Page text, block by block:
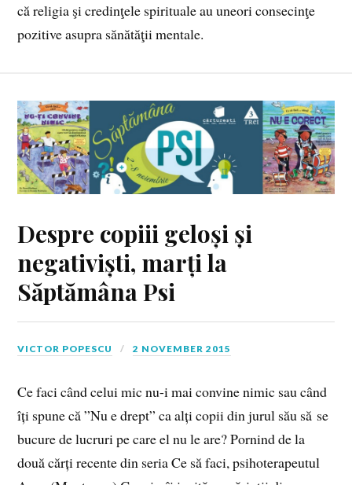
că religia şi credin­ţele spirituale au uneori consecinţe
pozitive asupra sănătăţii mentale.
Despre copiii geloși și
negativiști, marți la
Săptămâna Psi
VICTOR POPESCU 2 NOVEMBER 2015
Ce faci când celui mic nu-i mai convine nimic sau când
îți spune că ”Nu e drept” ca alți copii din jurul său să se
bucure de lucruri pe care el nu le are? Pornind de la
două cărți recente din seria Ce să faci, psihoterapeutul